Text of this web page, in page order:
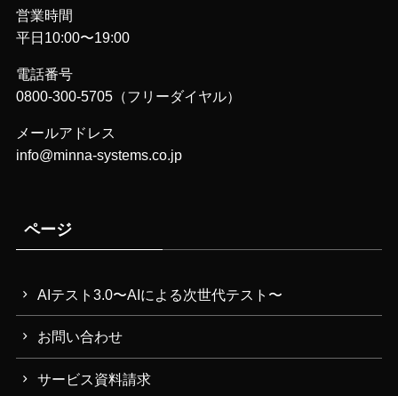
営業時間
平日10:00〜19:00
電話番号
0800-300-5705（フリーダイヤル）
メールアドレス
info@minna-systems.co.jp
ページ
AIテスト3.0〜AIによる次世代テスト〜
お問い合わせ
サービス資料請求